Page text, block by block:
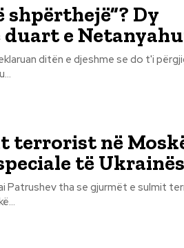
shpërthejë”? Dy
duart e
terrorist në
të Ukrainës
Patrushev tha se gjurmët e sulmit